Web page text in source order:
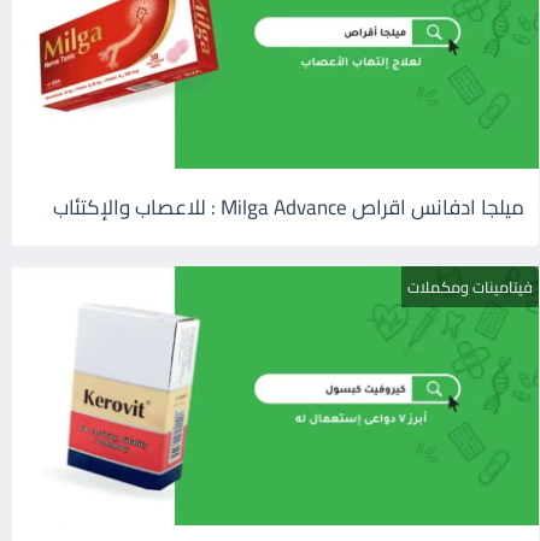
ميلجا ادفانس اقراص Milga Advance : للاعصاب والإكتئاب
فيتامينات ومكملات